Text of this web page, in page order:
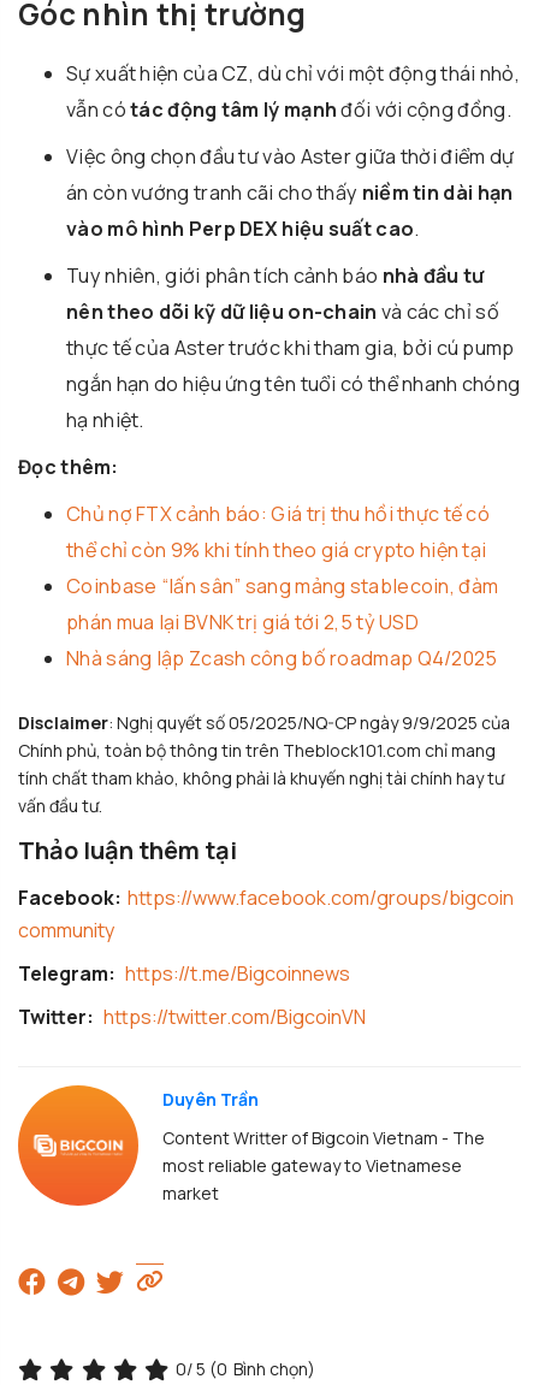
Góc nhìn thị trường
Sự xuất hiện của CZ, dù chỉ với một động thái nhỏ,
vẫn cótác động tâm lý mạnhđối với cộng đồng.
Việc ông chọn đầu tư vào Aster giữa thời điểm dự
án còn vướng tranh cãi cho thấy niềm tin dài hạn
vào mô hình Perp DEX hiệu suất cao.
Tuy nhiên, giới phân tích cảnh báo nhà đầu tư
nên theo dõi kỹ dữ liệu on-chain và các chỉ số
thực tế của Aster trước khi tham gia, bởi cú pump
ngắn hạn do hiệu ứng tên tuổi có thể nhanh chóng
hạ nhiệt.
Đọc thêm:
Chủ nợ FTX cảnh báo: Giá trị thu hồi thực tế có
thể chỉ còn 9% khi tính theo giá crypto hiện tại
Coinbase “lấn sân” sang mảng stablecoin, đàm
phán mua lại BVNK trị giá tới 2,5 tỷ USD
Nhà sáng lập Zcash công bố roadmap Q4/2025
Disclaimer: Nghị quyết số 05/2025/NQ-CP ngày 9/9/2025 của
Chính phủ, toàn bộ thông tin trên Theblock101.com chỉ mang
tính chất tham khảo, không phải là khuyến nghị tài chính hay tư
vấn đầu tư.
Thảo luận thêm tại
Facebook: https://www.facebook.com/groups/bigcoin
community
Telegram: https://t.me/Bigcoinnews
Twitter: https://twitter.com/BigcoinVN
Duyên Trần
Content Writter of Bigcoin Vietnam - The
most reliable gateway to Vietnamese
market
0/ 5 (0 Bình chọn)